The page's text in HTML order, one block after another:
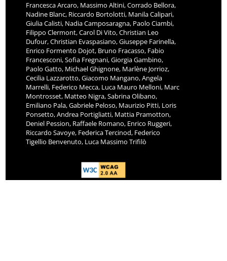
Francesca Arcaro, Massimo Altini, Corrado Bellora,
Nadine Blanc, Riccardo Bortolotti, Manila Calipari,
Giulia Calisti, Nadia Camposaragna, Paolo Ciambi,
Filippo Clermont, Carol Di Vito, Christian Leo
Dufour, Christian Evaspasiano, Giuseppe Farinella,
Enrico Formento Dojot, Bruno Fracasso, Fabio
Francesconi, Sofia Fregnani, Giorgia Gambino,
Paolo Gatto, Michael Ghignone, Marlène Jorrioz,
Cecilia Lazzarotto, Giacomo Mangano, Angela
Marrelli, Federico Mecca, Luca Mauro Melloni, Marc
Montrosset, Matteo Nigra, Sabrina Olibano,
Emiliano Pala, Gabriele Peloso, Maurizio Pitti, Loris
Ponsetto, Andrea Portigliatti, Mattia Pramotton,
Deniel Pession, Raffaele Romano, Enrico Ruggeri,
Riccardo Savoye, Federica Tercinod, Federico
Tigellio Benvenuto, Luca Massimo Trifilò